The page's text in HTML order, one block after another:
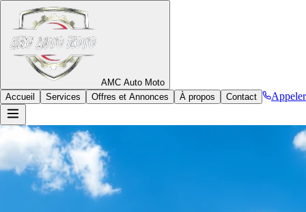
AMC Auto Moto
Accueil
Services Offres et Annonces À propos Contact Appeler